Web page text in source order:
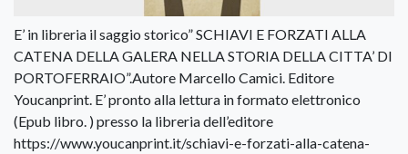
E’ in libreria il saggio storico” SCHIAVI E FORZATI ALLA
CATENA DELLA GALERA NELLA STORIA DELLA CITTA’ DI
PORTOFERRAIO”.Autore Marcello Camici. Editore
Youcanprint. E’ pronto alla lettura in formato elettronico
(Epub libro. ) presso la libreria dell’editore
https://www.youcanprint.it/schiavi-e-forzati-alla-catena-